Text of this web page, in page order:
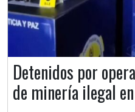
Detenidos por
de minería ilegal